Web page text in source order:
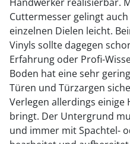
Cuttermesser gelingt
einzelnen Dielen leicht.
Vinyls sollte dagegen
Erfahrung oder Profi-
Boden hat eine sehr
Türen und Türzargen
Verlegen allerdings
bringt. Der Untergrund
und immer mit Spachtel-